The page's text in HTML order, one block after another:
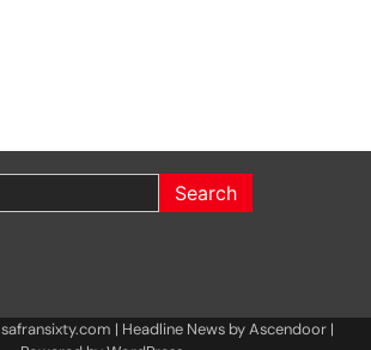
safransixty.com | Headline News byAscendoor |